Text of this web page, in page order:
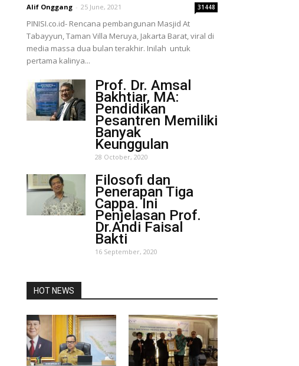
Alif Onggang - 25 June, 2021 31448
PINISI.co.id- Rencana pembangunan Masjid At
Tabayyun, Taman Villa Meruya, Jakarta Barat, viral di
media massa dua bulan terakhir. Inilah untuk
pertama kalinya...
Prof. Dr. Amsal
Bakhtiar, MA:
Pendidikan
Pesantren Memiliki
Banyak
Keunggulan
28 October, 2020
Filosofi dan
Penerapan Tiga
Cappa. Ini
Penjelasan Prof.
Dr.Andi Faisal
Bakti
16 September, 2020
HOT NEWS